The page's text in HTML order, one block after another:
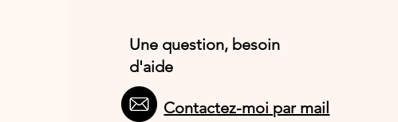
Une question, besoin
d'aide
Contactez-moi par mail